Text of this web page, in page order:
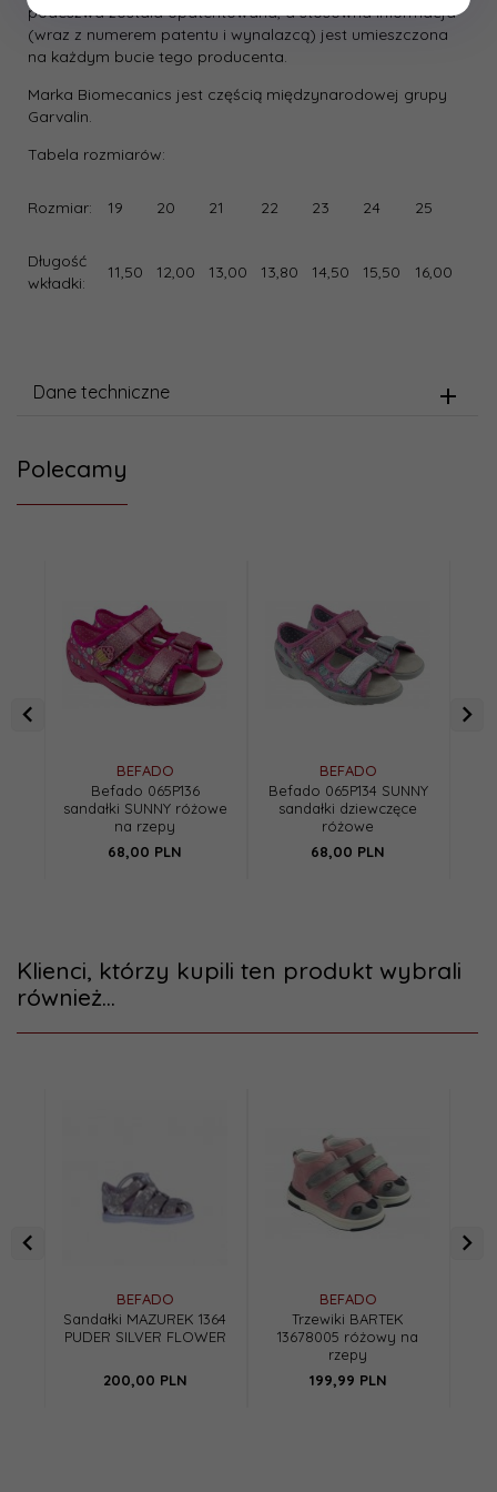
podeszwa została opatentowana, a stosowna informacja
(wraz z numerem patentu i wynalazcą) jest umieszczona
na każdym bucie tego producenta.
Marka Biomecanics jest częścią międzynarodowej grupy
Garvalin.
Tabela rozmiarów:
Rozmiar: 19 20 21 22 23 24 25
Długość
wkładki:
11,50 12,00 13,00 13,80 14,50 15,50 16,00
Dane techniczne
Polecamy
BEFADO
Befado 065P136
sandałki SUNNY różowe
na rzepy
68,00 PLN
BEFADO
Befado 065P134 SUNNY
sandałki dziewczęce
różowe
68,00 PLN
Klienci, którzy kupili ten produkt wybrali
również...
BEFADO
Sandałki MAZUREK 1364
PUDER SILVER FLOWER
200,00 PLN
BEFADO
Trzewiki BARTEK
13678005 różowy na
rzepy
199,99 PLN